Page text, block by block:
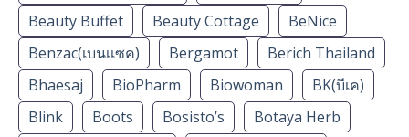
Beauty Buffet
Beauty Cottage
BeNice
Benzac(เบนเเซค)
Bergamot
Berich Thailand
Bhaesaj
BioPharm Biowoman
BK(บีเค)
Blink
Boots Bosisto’s
Botaya Herb